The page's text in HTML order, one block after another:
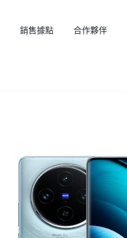
銷售據點 合作夥伴
Y21d 新品